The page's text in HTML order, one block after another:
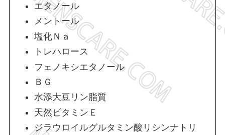
エタノール
メントール
塩化Ｎａ
トレハロース
フェノキシエタノール
ＢＧ
水添大豆リン脂質
天然ビタミンＥ
ジラウロイルグルタミン酸リシンナトリ